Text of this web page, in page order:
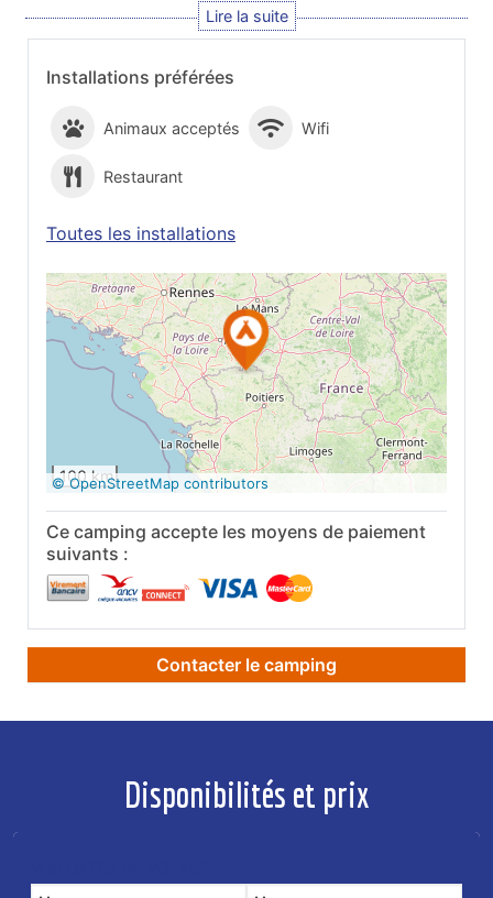
Installations préférées
Animaux acceptés Wifi
Restaurant
Toutes les installations
Voir sur Google
Maps
100 km
© OpenStreetMap contributors
Ce camping accepte les moyens de paiement
suivants :
Contacter le camping
Disponibilités et prix